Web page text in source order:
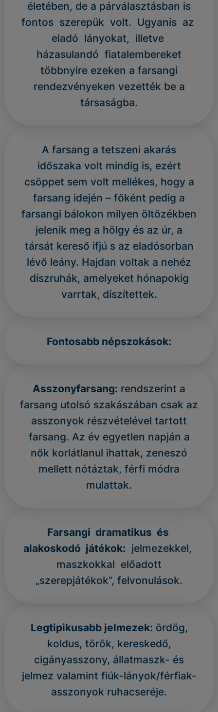
életében, de a párválasztásban is
fontos szerepük volt. Ugyanis az
eladó lányokat, illetve
házasulandó fiatalembereket
többnyire ezeken a farsangi
rendezvényeken vezették be a
társaságba.
A farsang a tetszeni akarás
időszaka volt mindig is, ezért
csöppet sem volt mellékes, hogy a
farsang idején – főként pedig a
farsangi bálokon milyen öltözékben
jelenik meg a hölgy és az úr, a
társát kereső ifjú s az eladósorban
lévő leány. Hajdan voltak a nehéz
díszruhák, amelyeket hónapokig
varrtak, díszítettek.
Fontosabb népszokások:
Asszonyfarsang: rendszerint a
farsang utolsó szakászában csak az
asszonyok részvételével tartott
farsang. Az év egyetlen napján a
nők korlátlanul ihattak, zeneszó
mellett nótáztak, férfi módra
mulattak.
Farsangi dramatikus és
alakoskodó játékok: jelmezekkel,
maszkokkal előadott
„szerepjátékok”, felvonulások.
Legtipikusabb jelmezek: ördög,
koldus, török, kereskedő,
cigányasszony, állatmaszk- és
jelmez valamint fiúk-lányok/férfiak-
asszonyok ruhacseréje.